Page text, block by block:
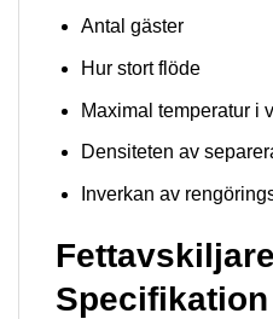
Antal gäster
Hur stort flöde
Maximal temperatur i
Densiteten av
Inverkan av
Specifikation